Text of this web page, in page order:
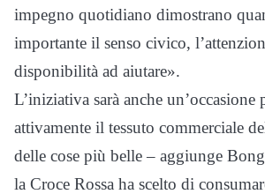
impegno quotidiano dimostrano
importante il senso civico,
disponibilità ad aiutare».
L’iniziativa sarà anche
attivamente il tessuto commerciale
delle cose più belle – aggiunge
la Croce Rossa ha scelto di